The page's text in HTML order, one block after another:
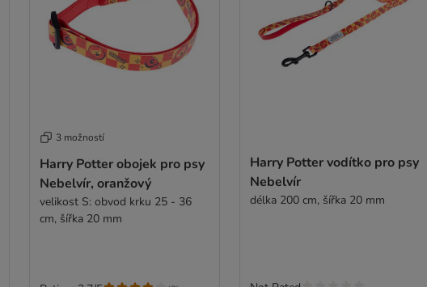
3 možností
Harry Potter obojek pro psy
Nebelvír, oranžový
velikost S: obvod krku 25 - 36
cm, šířka 20 mm
Harry Potter vodítko pro psy
Nebelvír
délka 200 cm, šířka 20 mm